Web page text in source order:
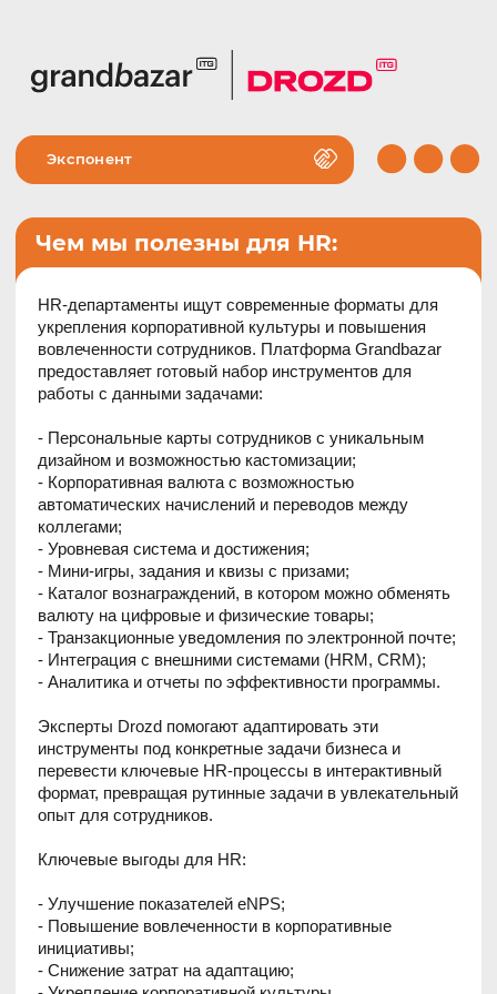
HR-департаменты ищут современные форматы для
укрепления корпоративной культуры и повышения
вовлеченности сотрудников. Платформа Grandbazar
предоставляет готовый набор инструментов для
- Персональные карты сотрудников с уникальным
дизайном и возможностью кастомизации;
- Корпоративная валюта с возможностью
автоматических начислений и переводов между
коллегами;
- Уровневая система и достижения;
- Мини-игры, задания и квизы с призами;
валюту на цифровые и физические товары;
- Транзакционные уведомления по электронной почте;
- Интеграция с внешними системами (HRM, CRM);
- Аналитика и отчеты по эффективности программы.
инструменты под конкретные задачи бизнеса и
перевести ключевые HR-процессы в интерактивный
формат, превращая рутинные задачи в увлекательный
опыт для сотрудников.
Ключевые выгоды для HR:
- Улучшение показателей eNPS;
- Повышение вовлеченности в корпоративные
инициативы;